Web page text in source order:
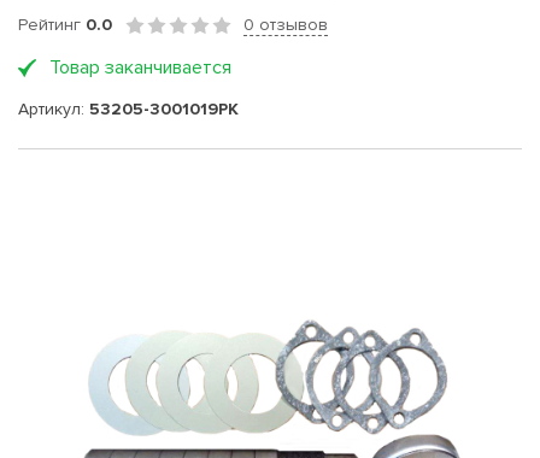
Рейтинг 0.0 0 отзывов
Товар заканчивается
Артикул: 53205-3001019РК